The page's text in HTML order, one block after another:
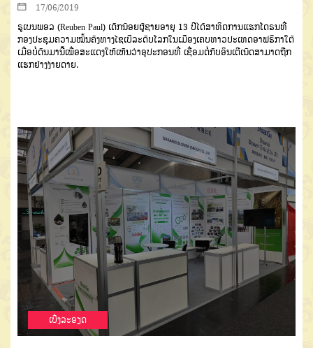
17/06/2019
ຣູເບນພອລ (Reuben Paul) ເດັກນ້ອຍຜູ້ຊາຍອາຍຸ 13 ປີໄດ້ສາທິດການແຮກໂດຣນທີ່
ກອງປະຊຸມຄວາມໝັ້ນຄົງທາງໄຊເບີລະດັບໂລກໃນເມືອງເຄບທາວປະເທດອາຟຣິກາໃຕ້
ເມື່ອບໍ່ດົນມານີ້ເພື່ອສະແດງໃຫ້ເຫັນວ່າອຸປະກອນທີ່ ເຊື່ອມຕໍ່ກັບອິນເຕີເນັດສາມາດຖືກ
ແຮກຢ່າງງ່າຍດາຍ.
ເບີ່ງລະອຽດ